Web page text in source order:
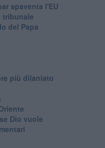
spaventa l'EU
tribunale
del Papa
più dilaniato
Dio vuole